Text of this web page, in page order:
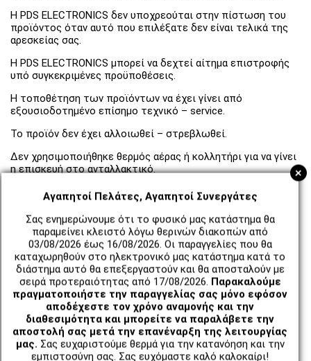
+
Αγαπητοί Πελάτες, Αγαπητοί Συνεργάτες
Σας ενημερώνουμε ότι το φυσικό μας κατάστημα θα
παραμείνει κλειστό λόγω θερινών διακοπών από
03/08/2026 έως 16/08/2026. Οι παραγγελίες που θα
καταχωρηθούν στο ηλεκτρονικό μας κατάστημα κατά το
διάστημα αυτό θα επεξεργαστούν και θα αποσταλούν με
σειρά προτεραιότητας από 17/08/2026. Παρακαλούμε
πραγματοποιήστε την παραγγελίας σας μόνο εφόσον
αποδέχεστε τον χρόνο αναμονής και την
διαθεσιμότητα και μπορείτε να παραλάβετε την
αποστολή σας μετά την επανέναρξη της λειτουργίας
μας. Σας ευχαριστούμε θερμά για την κατανόηση και την
εμπιστοσύνη σας. Σας ευχόμαστε καλό καλοκαίρι!
Η PDS ELECTRONICS δεν υποχρεούται στην πίστωση του
προϊόντος όταν αυτό που επιλέξατε δεν είναι τελικά της
αρεσκείας σας.
Η PDS ELECTRONICS μπορεί να δεχτεί αίτημα επιστροφής
υπό συγκεκριμένες προϋποθέσεις.
Η τοποθέτηση των προϊόντων να έχει γίνει από
εξουσιοδοτημένο επίσημο τεχνικό – service.
Το προϊόν δεν έχει αλλοιωθεί – στρεβλωθεί.
Δεν χρησιμοποιήθηκε θερμός αέρας ή κολλητήρι για να γίνει
η επισκευή στο ανταλλακτικό.
Να μην έχει γρατσουνιές, υγρασία, χτυπήματα, τσακισμένα ή
σκισμένα flex, να μην έχουν αφαιρεθεί οι ζελατίνες, και
χωρίς να έχει χρησιμοποιηθεί κόλλα ή ισοπροπανόλη ή
οποιαδήποτε άλλη ενέργεια επηρεάσει αρνητικά την
λειτουργία του ανταλλακτικού.
Το προϊόν να μην έχει χρησιμοποιηθεί.
Προϊόντα που κριθούν από το τεχνικό τμήμα ότι έχουν
χρησιμοποιηθεί ή φέρουν σημάδια κακής μεταχείρισης (
χτυπήματα, γρατσουνιές, σπασμένα εξαρτήματα καθώς και
άλλα εμφανή σημάδια χρήσης ) δεν θα γίνονται δεκτά.
Να συνοδεύεται από αντίγραφο του παραστατικό αγοράς